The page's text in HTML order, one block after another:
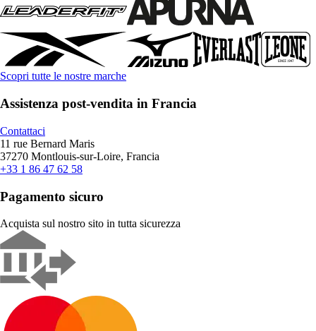
Scopri tutte le nostre marche
Assistenza post-vendita in Francia
Contattaci
11 rue Bernard Maris
37270 Montlouis-sur-Loire, Francia
+33 1 86 47 62 58
Pagamento sicuro
Acquista sul nostro sito in tutta sicurezza